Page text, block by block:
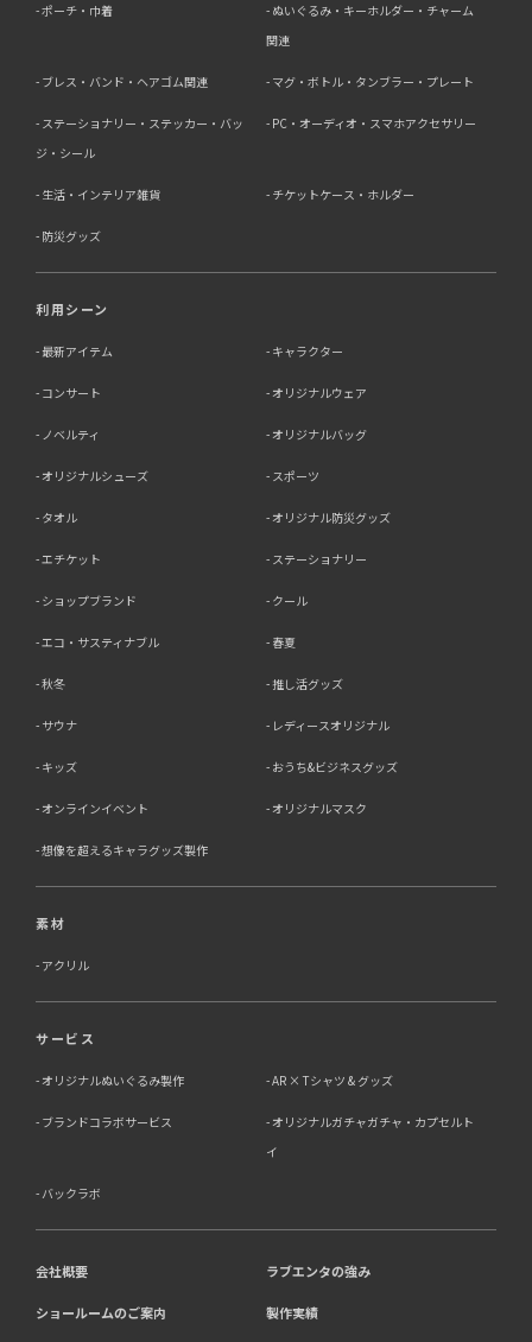
ポーチ・巾着
ぬいぐるみ・キーホルダー・チャーム
関連
ブレス・バンド・ヘアゴム関連 マグ・ボトル・タンブラー・プレート
ステーショナリー・ステッカー・バッ
ジ・シール
PC・オーディオ・スマホアクセサリー
生活・インテリア雑貨 チケットケース・ホルダー
防災グッズ
利用シーン
最新アイテム キャラクター
コンサート オリジナルウェア
ノベルティ オリジナルバッグ
オリジナルシューズ スポーツ
タオル オリジナル防災グッズ
エチケット ステーショナリー
ショップブランド クール
エコ・サスティナブル 春夏
秋冬 推し活グッズ
サウナ レディースオリジナル
キッズ おうち&ビジネスグッズ
オンラインイベント オリジナルマスク
想像を超えるキャラグッズ製作
素材
アクリル
サービス
オリジナルぬいぐるみ製作 AR × Tシャツ & グッズ
ブランドコラボサービス
オリジナルガチャガチャ・カプセルト
イ
バックラボ
会社概要 ラブエンタの強み
ショールームのご案内 製作実績